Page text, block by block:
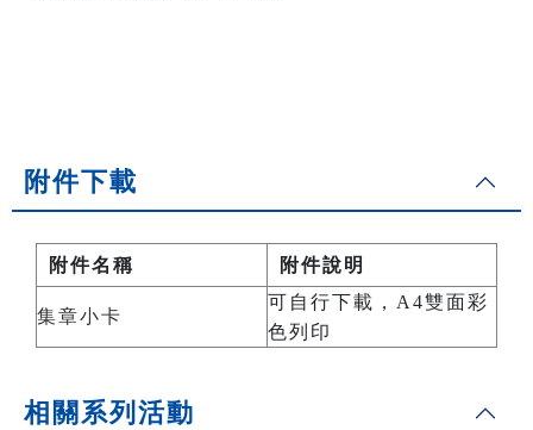
附件下載
附件名稱 附件說明
集章小卡
可自行下載，A4雙面彩
色列印
相關系列活動